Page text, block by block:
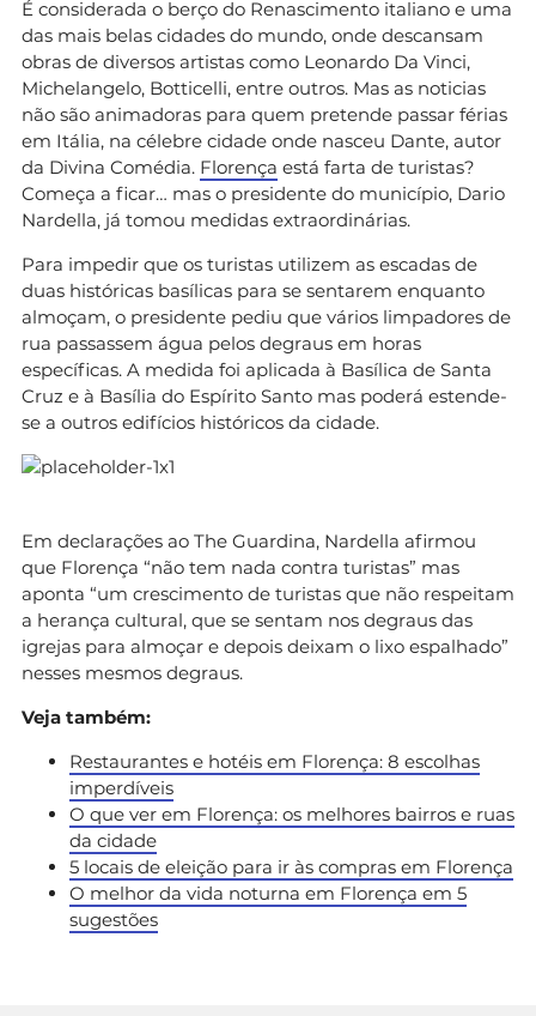
É considerada o berço do Renascimento italiano e uma
das mais belas cidades do mundo, onde descansam
obras de diversos artistas como Leonardo Da Vinci,
Michelangelo, Botticelli, entre outros. Mas as noticias
não são animadoras para quem pretende passar férias
em Itália, na célebre cidade onde nasceu Dante, autor
da Divina Comédia. Florença está farta de turistas?
Começa a ficar… mas o presidente do município, Dario
Nardella, já tomou medidas extraordinárias.
Para impedir que os turistas utilizem as escadas de
duas históricas basílicas para se sentarem enquanto
almoçam, o presidente pediu que vários limpadores de
rua passassem água pelos degraus em horas
específicas. A medida foi aplicada à Basílica de Santa
Cruz e à Basília do Espírito Santo mas poderá estende-
se a outros edifícios históricos da cidade.
Em declarações ao The Guardina, Nardella afirmou
que Florença “não tem nada contra turistas” mas
aponta “um crescimento de turistas que não respeitam
a herança cultural, que se sentam nos degraus das
igrejas para almoçar e depois deixam o lixo espalhado”
nesses mesmos degraus.
Veja também:
Restaurantes e hotéis em Florença: 8 escolhas
imperdíveis
O que ver em Florença: os melhores bairros e ruas
da cidade
5 locais de eleição para ir às compras em Florença
O melhor da vida noturna em Florença em 5
sugestões